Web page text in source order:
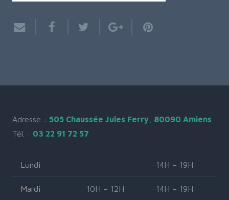
Adresse : 505 Chaussée Jules Ferry, 80090 Amiens
Tél. : 03 22 91 72 57
Lundi 14H – 19H
Mardi 10H – 12H 14H – 19H